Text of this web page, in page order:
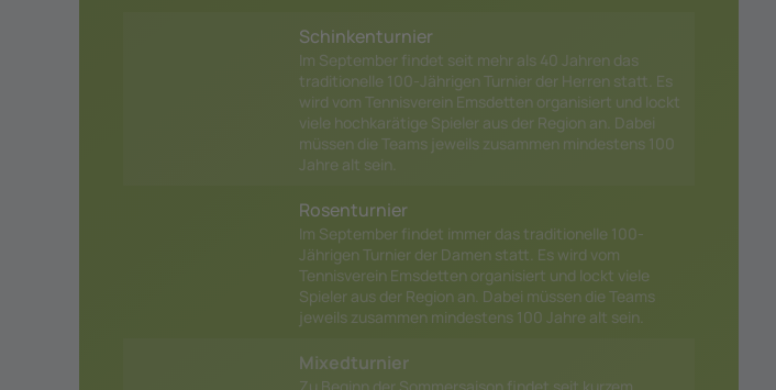
Schinkenturnier
Im September findet seit mehr als 40 Jahren das
traditionelle 100-Jährigen Turnier der Herren statt. Es
wird vom Tennisverein Emsdetten organisiert und lockt
viele hochkarätige Spieler aus der Region an. Dabei
müssen die Teams jeweils zusammen mindestens 100
Jahre alt sein.
Rosenturnier
Im September findet immer das traditionelle 100-
Jährigen Turnier der Damen statt. Es wird vom
Tennisverein Emsdetten organisiert und lockt viele
Spieler aus der Region an. Dabei müssen die Teams
jeweils zusammen mindestens 100 Jahre alt sein.
Mixedturnier